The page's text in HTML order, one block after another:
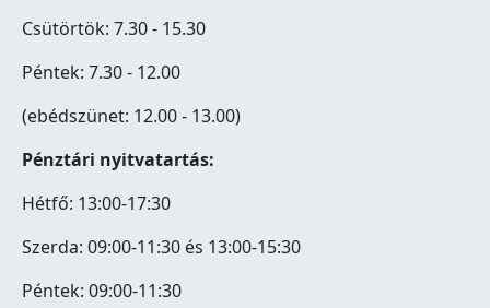
Csütörtök: 7.30 - 15.30
Péntek: 7.30 - 12.00
(ebédszünet: 12.00 - 13.00)
Pénztári nyitvatartás:
Hétfő: 13:00-17:30
Szerda: 09:00-11:30 és 13:00-15:30
Péntek: 09:00-11:30